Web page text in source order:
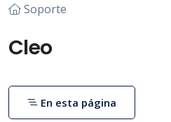
Soporte
Cleo
En esta página